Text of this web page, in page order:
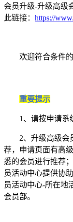
会员升级-升级高级
此链接： https://
欢迎符合条件
重要提示
1、请按申请系
2、升级高级会
荐，申请页面有高
悉的会员进行推荐
员活动中心提供协
员活动中心-所在地
会员部。